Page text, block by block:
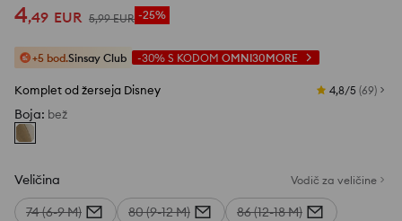
4,49 EUR 5,99 EUR -25%
+5 bod.Sinsay Club -30% S KODOM OMNI30MORE
Komplet od žerseja Disney 4,8/5 (69)
Boja: bež
Veličina Vodič za veličine
74 (6-9 M) 80 (9-12 M)
86 (12-18 M)